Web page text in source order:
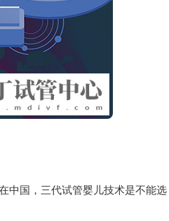
中国，三代试管婴儿技术是不能选